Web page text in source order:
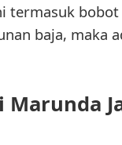
termasuk
baja, maka
Marunda